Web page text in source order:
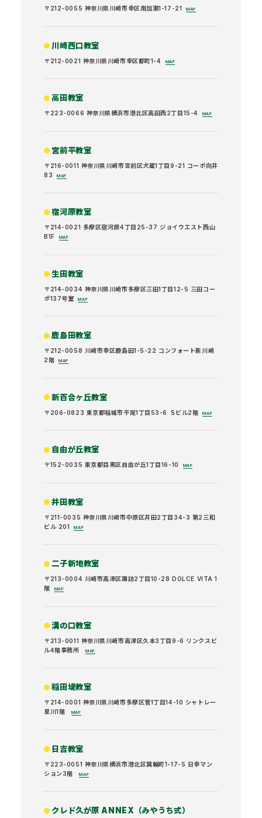
〒212-0055 神奈川県川崎市幸区南加瀬1-17-21 MAP
川崎西口教室
〒212-0021 神奈川県川崎市幸区都町1-4 MAP
高田教室
〒223-0066 神奈川県横浜市港北区高田西2丁目15-4 MAP
宮前平教室
〒216-0011 神奈川県川崎市宮前区犬蔵1丁目9-21 コーポ向井
83
MAP
宿河原教室
〒214-0021 多摩区宿河原4丁目25-37 ジョイウエスト西山
B1F
MAP
生田教室
〒214-0034 神奈川県川崎市多摩区三田1丁目12-5 三田コー
ポ137号室
MAP
鹿島田教室
〒212-0058 川崎市幸区鹿島田1-5-22 コンフォート新川崎
2階
MAP
新百合ヶ丘教室
〒206-0823 東京都稲城市平尾1丁目53-6 Ｓビル2階 MAP
自由が丘教室
〒152-0035 東京都目黒区自由が丘1丁目16-10 MAP
井田教室
〒211-0035 神奈川県川崎市中原区井田2丁目34-3 第2三和
ビル 201
MAP
二子新地教室
〒213-0004 川崎市高津区諏訪2丁目10-28 DOLCE VITA 1
階
MAP
溝の口教室
〒213-0011 神奈川県川崎市高津区久本3丁目9-6 リンクスビ
ル4階事務所
MAP
稲田堤教室
〒214-0001 神奈川県川崎市多摩区菅1丁目14-10 シャトレー
星川1階
MAP
日吉教室
〒223-0051 神奈川県横浜市港北区箕輪町1-17-5 日幸マン
ション3階
MAP
クレド久が原 ANNEX（みやうち式）